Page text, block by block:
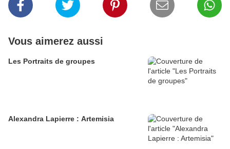
Vous aimerez aussi
Les Portraits de groupes
Alexandra Lapierre : Artemisia